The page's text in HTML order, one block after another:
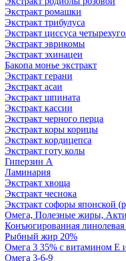
Экстракт ромашки
Экстракт трибулуса
Экстракт циссуса
Экстракт эврикомы
Экстракт эхинацеи
Бакопа монье экстракт
Экстракт герани
Экстракт асаи
Экстракт шпината
Экстракт кассии
Экстракт черного перца
Экстракт коры корицы
Экстракт кордицепса
Экстракт готу колы
Гиперзин А
Ламинария
Экстракт хвоща
Экстракт чеснока
Экстракт софоры японской
Омега, Полезные жиры,
Конъюгированная линолевая
Рыбный жир 20%
Омега 3 35% с витамином Е
Омега 3-6-9